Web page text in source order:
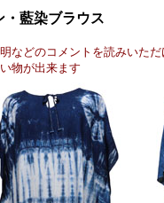
藍染ブラウス
などのコメントを読みいただ
物が出来ます